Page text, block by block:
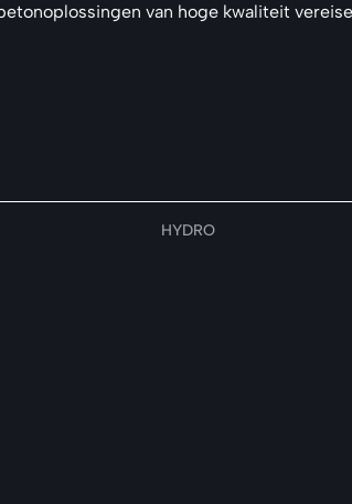
van hoge kwaliteit
HYDRO